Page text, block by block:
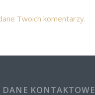
Twoich komentarzy.
DANE KONTAKTOWE